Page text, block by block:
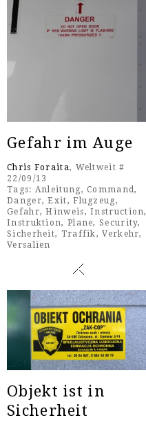
Gefahr im Auge
Chris Foraita, Weltweit #
22/09/13
Tags: Anleitung, Command,
Danger,Exit,Flugzeug,
Gefahr,Hinweis,Instruction,
Instruktion, Plane,Security,
Sicherheit, Traffik ,Verkehr,
Versalien
Objekt ist in
Sicherheit